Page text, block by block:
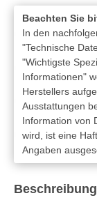
Beachten Sie
In den
"Technische
"Wichtigste
Informationen"
Herstellers
Ausstattungen
Information von
wird, ist eine
Angaben
Beschreibung